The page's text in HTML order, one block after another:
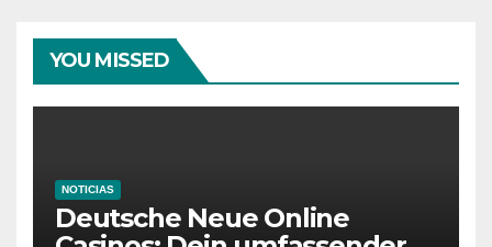
YOU MISSED
NOTICIAS
Deutsche Neue Online